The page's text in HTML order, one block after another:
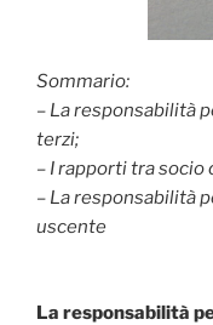
Sommario:
– La responsabilità
terzi;
– I rapporti tra socio
– La responsabilità
uscente
La responsabilità